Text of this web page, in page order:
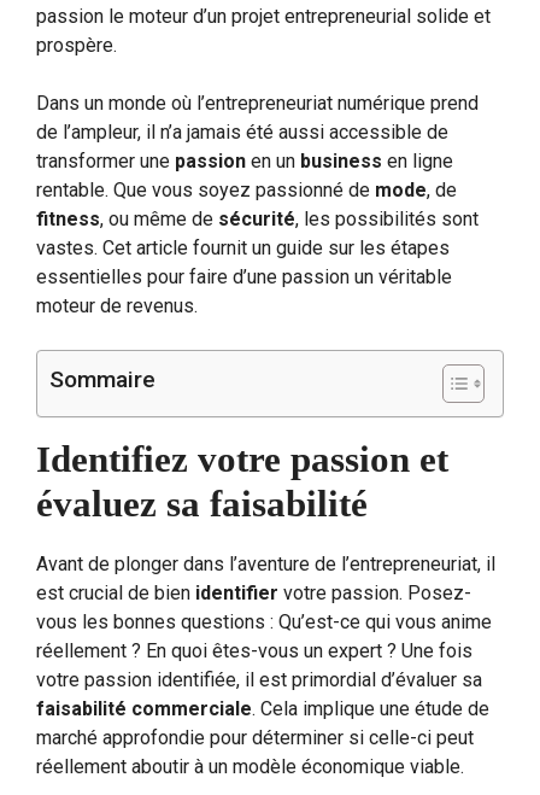
passion le moteur d’un projet entrepreneurial solide et
prospère.
Dans un monde où l’entrepreneuriat numérique prend
de l’ampleur, il n’a jamais été aussi accessible de
transformer une passion en un business en ligne
rentable. Que vous soyez passionné de mode, de
fitness, ou même de sécurité, les possibilités sont
vastes. Cet article fournit un guide sur les étapes
essentielles pour faire d’une passion un véritable
moteur de revenus.
Sommaire
Identifiez votre passion et
évaluez sa faisabilité
Avant de plonger dans l’aventure de l’entrepreneuriat, il
est crucial de bien identifier votre passion. Posez-
vous les bonnes questions : Qu’est-ce qui vous anime
réellement ? En quoi êtes-vous un expert ? Une fois
votre passion identifiée, il est primordial d’évaluer sa
faisabilité commerciale. Cela implique une étude de
marché approfondie pour déterminer si celle-ci peut
réellement aboutir à un modèle économique viable.